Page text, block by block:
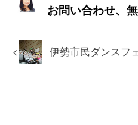
お問い合わせ、
伊勢市民ダンスフ